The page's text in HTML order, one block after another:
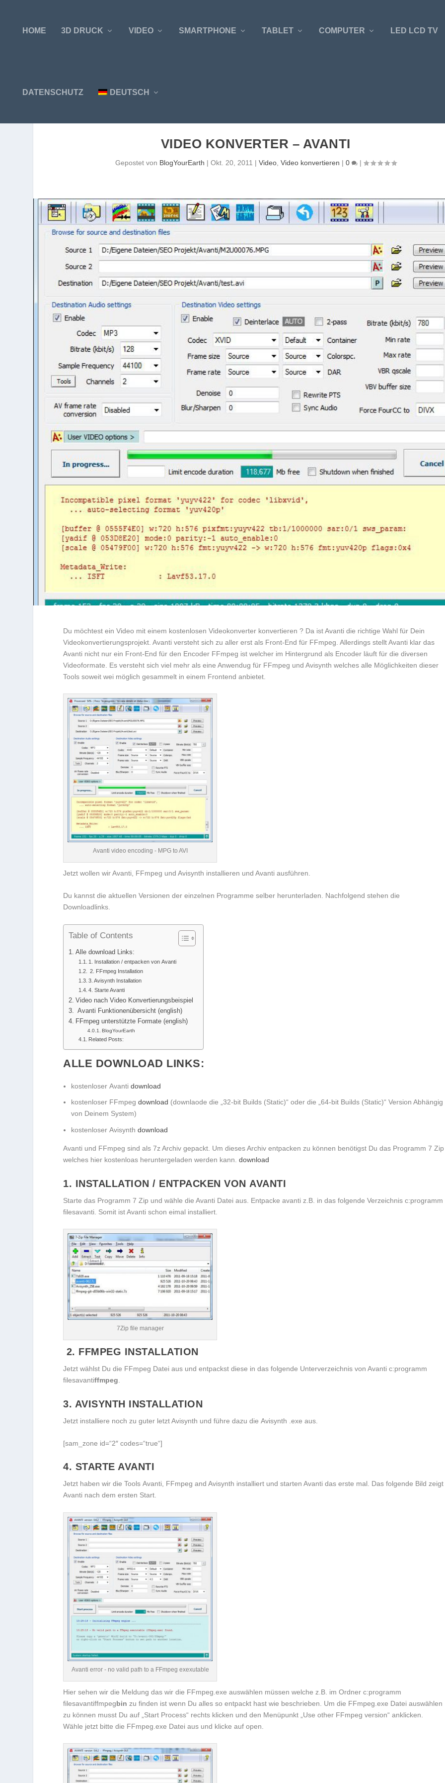
HOME 3D DRUCK VIDEO SMARTPHONE TABLET COMPUTER LED LCD TV
DATENSCHUTZ DEUTSCH
VIDEO KONVERTER – AVANTI
Gepostet von BlogYourEarth | Okt. 20, 2011 | Video, Video konvertieren | 0 |
Du möchtest ein Video mit einem kostenlosen Videokonverter konvertieren ? Da ist Avanti die richtige Wahl für Dein
Videokonvertierungsprojekt. Avanti versteht sich zu aller erst als Front-End für FFmpeg. Allerdings stellt Avanti klar das
Avanti nicht nur ein Front-End für den Encoder FFmpeg ist welcher im Hintergrund als Encoder läuft für die diversen
Videoformate. Es versteht sich viel mehr als eine Anwendug für FFmpeg und Avisynth welches alle Möglichkeiten dieser
Tools soweit wei möglich gesammelt in einem Frontend anbietet.
Avanti video encoding - MPG to AVI
Jetzt wollen wir Avanti, FFmpeg und Avisynth installieren und Avanti ausführen.
Du kannst die aktuellen Versionen der einzelnen Programme selber herunterladen. Nachfolgend stehen die
Downloadlinks.
Table of Contents
Alle download Links:
1. Installation / entpacken von Avanti
2. FFmpeg Installation
3. Avisynth Installation
4. Starte Avanti
Video nach Video Konvertierungsbeispiel
Avanti Funktionenübersicht (english)
FFmpeg unterstützte Formate (english)
BlogYourEarth
Related Posts:
ALLE DOWNLOAD LINKS:
kostenloser Avantidownload
kostenloser FFmpegdownload (downlaode die „32-bit Builds (Static)“ oder die „64-bit Builds (Static)“ Version Abhängig
von Deinem System)
kostenloser Avisynthdownload
Avanti und FFmpeg sind als 7z Archiv gepackt. Um dieses Archiv entpacken zu können benötigst Du das Programm 7 Zip
welches hier kostenloas heruntergeladen werden kann.download
1. INSTALLATION / ENTPACKEN VON AVANTI
Starte das Programm 7 Zip und wähle die Avanti Datei aus. Entpacke avanti z.B. in das folgende Verzeichnis c:programm
filesavanti. Somit ist Avanti schon eimal installiert.
7Zip file manager
2. FFMPEG INSTALLATION
Jetzt wählst Du die FFmpeg Datei aus und entpackst diese in das folgende Unterverzeichnis von Avanti c:programm
filesavantiffmpeg.
3. AVISYNTH INSTALLATION
Jetzt installiere noch zu guter letzt Avisynth und führe dazu die Avisynth .exe aus.
[sam_zone id=“2″ codes=“true“]
4. STARTE AVANTI
Jetzt haben wir die Tools Avanti, FFmpeg and Avisynth installiert und starten Avanti das erste mal. Das folgende Bild zeigt
Avanti nach dem ersten Start.
Avanti error - no valid path to a FFmpeg exexutable
Hier sehen wir die Meldung das wir die FFmpeg.exe auswählen müssen welche z.B. im Ordner c:programm
filesavantiffmpegbinzu finden ist wenn Du alles so entpackt hast wie beschrieben. Um die FFmpeg.exe Datei auswählen
zu können musst Du auf „Start Process“ rechts klicken und den Menüpunkt „Use other FFmpeg version“ anklicken.
Wähle jetzt bitte die FFmpeg.exe Datei aus und klicke auf open.